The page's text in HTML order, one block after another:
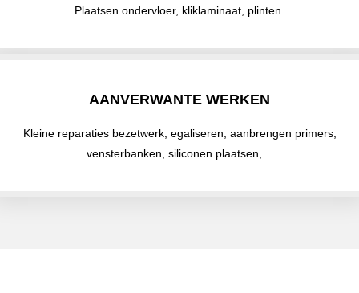
Plaatsen ondervloer, kliklaminaat, plinten.
AANVERWANTE WERKEN
Kleine reparaties bezetwerk, egaliseren, aanbrengen primers,
vensterbanken, siliconen plaatsen,…